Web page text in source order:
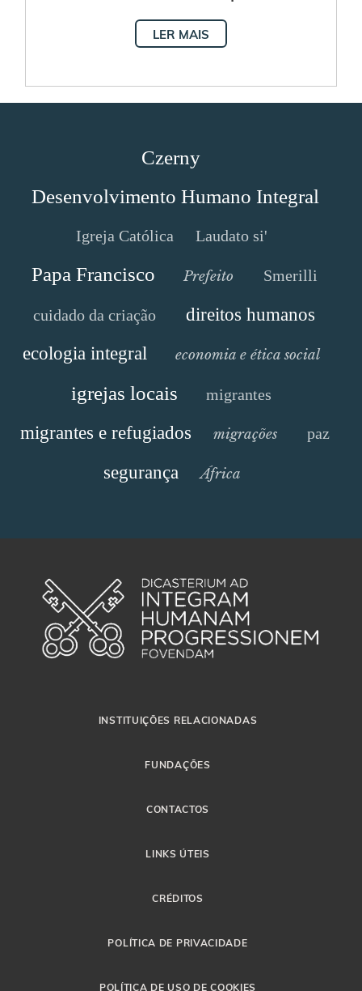
LER MAIS
Czerny
Desenvolvimento Humano Integral
Igreja Católica Laudato si'
Papa Francisco Prefeito Smerilli
cuidado da criação
direitos humanos
ecologia integral
economia e ética social
igrejas locais migrantes
migrantes e refugiados migrações paz
segurança África
INSTITUIÇÕES RELACIONADAS
FUNDAÇÕES
CONTACTOS
LINKS ÚTEIS
CRÉDITOS
POLÍTICA DE PRIVACIDADE
POLÍTICA DE USO DE COOKIES